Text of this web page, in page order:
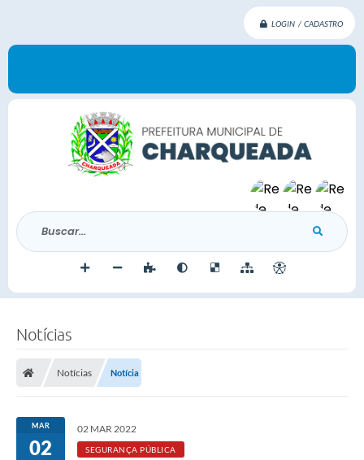
LOGIN / CADASTRO
Buscar...
Notícias
Notícias Notícia
MAR
02
02 MAR 2022
SEGURANÇA PÚBLICA